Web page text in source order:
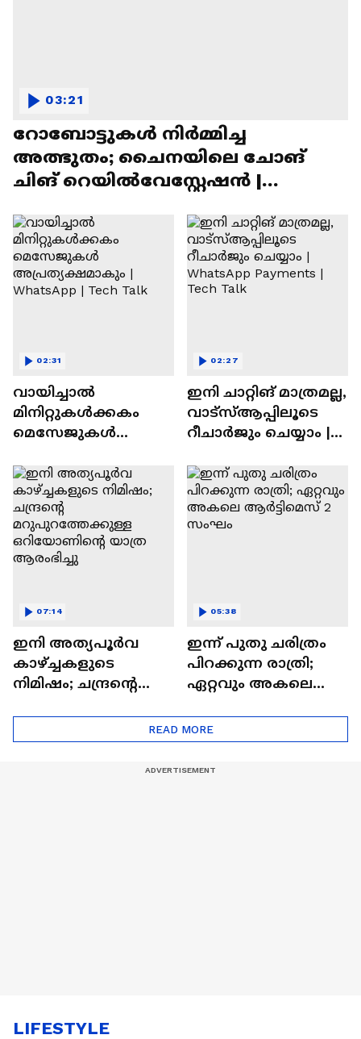
റോബോട്ടുകൾ നിർമ്മിച്ച
അത്ഭുതം; ചൈനയിലെ ചോങ്
ചിങ് റെയിൽവേസ്റ്റേഷൻ |
03:21
വായിച്ചാൽ
മിനിറ്റുകൾക്കകം
മെസേജുകള്‍
WhatsApp | Tech Talk
02:31
ഇനി ചാറ്റിങ് മാത്രമല്ല,
വാട്‌സ്‌ആപ്പിലൂടെ
റീചാർജും ചെയ്യാം |
Tech Talk
02:27
ഇനി അത്യപൂര്‍വ
കാഴ്ച്ചകളുടെ
നിമിഷം; ചന്ദ്രന്റെ
ഒറിയോണിന്റെ യാത്ര
ആരംഭിച്ചു
07:14
ഇന്ന് പുതു ചരിത്രം
പിറക്കുന്ന രാത്രി;
ഏറ്റവും അകലെ
05:38
READ MORE
LIFESTYLE